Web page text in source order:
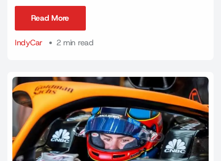
Read More
IndyCar
2 min read